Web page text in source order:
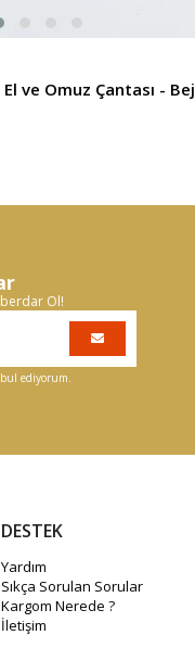
ve Omuz Çantası - Bej
Ol!
ediyorum.
DESTEK
Yardım
Sıkça Sorulan Sorular
Kargom Nerede ?
İletişim